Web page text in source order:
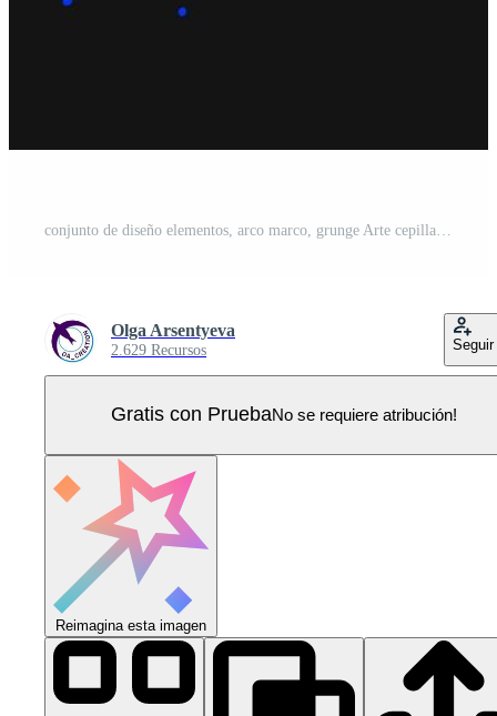
Olga Arsentyeva
2.629 Recursos Seguir
Gratis con PruebaNo se requiere atribución!
Reimagina esta imagen